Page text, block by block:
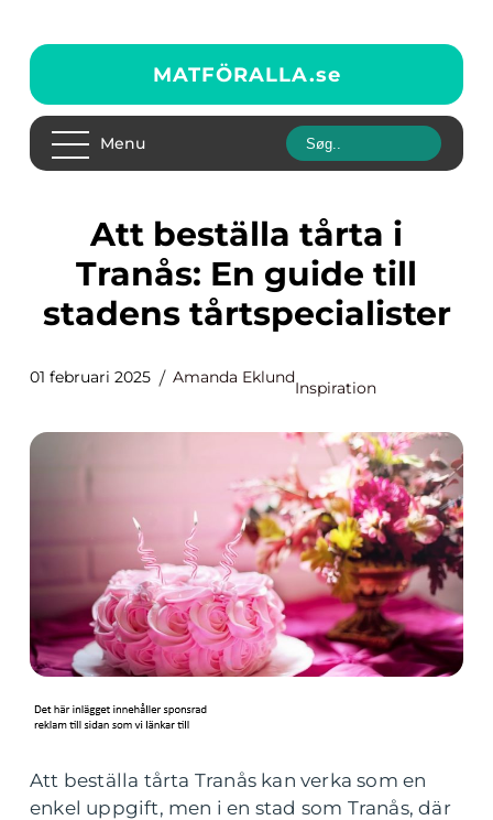
MATFÖRALLA.se
Menu
Att beställa tårta i
Tranås: En guide till
stadens tårtspecialister
01 februari 2025 Amanda Eklund
Inspiration
Att beställa tårta Tranås kan verka som en
enkel uppgift, men i en stad som Tranås, där